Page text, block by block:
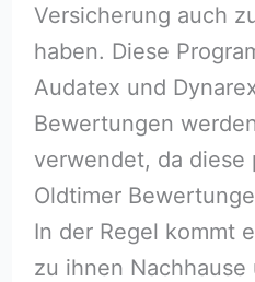
Versicherung auch
haben. Diese
Audatex und
Bewertungen
verwendet, da
Oldtimer
In der Regel kommt
zu ihnen Nachhause